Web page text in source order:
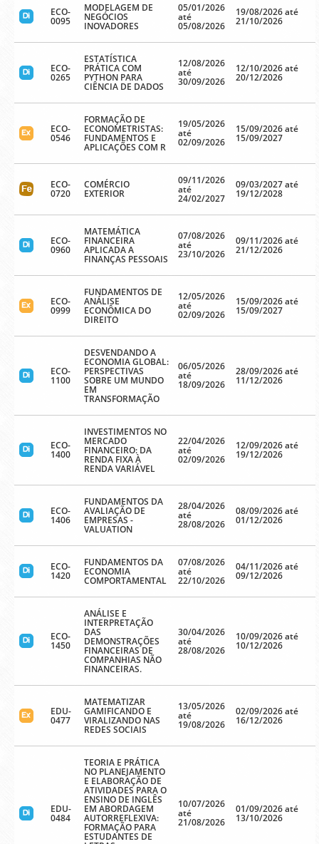
ECO-
0095
MODELAGEM DE
NEGÓCIOS
INOVADORES
05/01/2026
até
05/08/2026
19/08/2026 até
21/10/2026
ECO-
0265
ESTATÍSTICA
PRÁTICA COM
PYTHON PARA
CIÊNCIA DE DADOS
12/08/2026
até
30/09/2026
12/10/2026 até
20/12/2026
ECO-
0546
FORMAÇÃO DE
ECONOMETRISTAS:
FUNDAMENTOS E
APLICAÇÕES COM R
19/05/2026
até
02/09/2026
15/09/2026 até
15/09/2027
ECO-
0720
COMÉRCIO
EXTERIOR
09/11/2026
até
24/02/2027
09/03/2027 até
19/12/2028
ECO-
0960
MATEMÁTICA
FINANCEIRA
APLICADA A
FINANÇAS PESSOAIS
07/08/2026
até
23/10/2026
09/11/2026 até
21/12/2026
ECO-
0999
FUNDAMENTOS DE
ANÁLISE
ECONÔMICA DO
DIREITO
12/05/2026
até
02/09/2026
15/09/2026 até
15/09/2027
ECO-
1100
DESVENDANDO A
ECONOMIA GLOBAL:
PERSPECTIVAS
SOBRE UM MUNDO
EM
TRANSFORMAÇÃO
06/05/2026
até
18/09/2026
28/09/2026 até
11/12/2026
ECO-
1400
INVESTIMENTOS NO
MERCADO
FINANCEIRO: DA
RENDA FIXA À
RENDA VARIÁVEL
22/04/2026
até
02/09/2026
12/09/2026 até
19/12/2026
ECO-
1406
FUNDAMENTOS DA
AVALIAÇÃO DE
EMPRESAS -
VALUATION
28/04/2026
até
28/08/2026
08/09/2026 até
01/12/2026
ECO-
1420
FUNDAMENTOS DA
ECONOMIA
COMPORTAMENTAL
07/08/2026
até
22/10/2026
04/11/2026 até
09/12/2026
ECO-
1450
ANÁLISE E
INTERPRETAÇÃO
DAS
DEMONSTRAÇÕES
FINANCEIRAS DE
COMPANHIAS NÃO
FINANCEIRAS.
30/04/2026
até
28/08/2026
10/09/2026 até
10/12/2026
EDU-
0477
MATEMATIZAR
GAMIFICANDO E
VIRALIZANDO NAS
REDES SOCIAIS
13/05/2026
até
19/08/2026
02/09/2026 até
16/12/2026
EDU-
0484
TEORIA E PRÁTICA
NO PLANEJAMENTO
E ELABORAÇÃO DE
ATIVIDADES PARA O
ENSINO DE INGLÊS
EM ABORDAGEM
AUTORREFLEXIVA:
FORMAÇÃO PARA
ESTUDANTES DE
10/07/2026
até
21/08/2026
01/09/2026 até
13/10/2026